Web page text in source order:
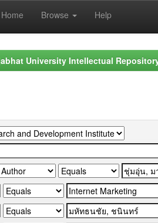
Browse Help
University Intellectual